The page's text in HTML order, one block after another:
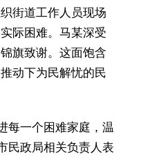
街道工作人员现场
际困难。马某深受
旗致谢。这面饱含
动下为民解忧的民
每一个困难家庭，温
民政局相关负责人表